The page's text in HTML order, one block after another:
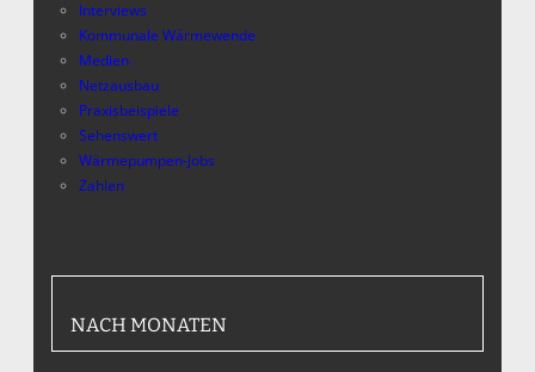
Interviews
Kommunale Wärmewende
Medien
Netzausbau
Praxisbeispiele
Sehenswert
Wärmepumpen-Jobs
Zahlen
NACH MONATEN